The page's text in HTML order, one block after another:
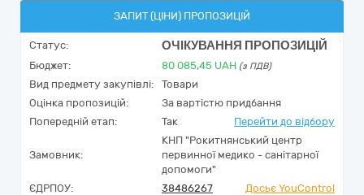
ЗАПИТ (ЦІНИ) ПРОПОЗИЦІЙ
Статус: ОЧІКУВАННЯ ПРОПОЗИЦІЙ
Бюджет: 80 085,45 UAH (з ПДВ)
Вид предмету закупівлі:
Товари
Оцінка пропозицій:
За вартістю придбання
Попередній етап:
Так Перейти до відбору
Замовник:
КНП "Рокитнянський центр
первинної медико - санітарної
допомоги"
ЄДРПОУ:
38486267
Досьє YouControl